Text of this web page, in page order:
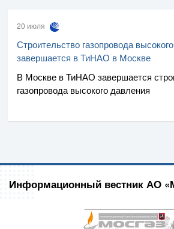
20 июля
Строительство газопровода
завершается в ТиНАО в Москве
В Москве в ТиНАО завершается
газопровода высокого давления
Информационный вестник АО